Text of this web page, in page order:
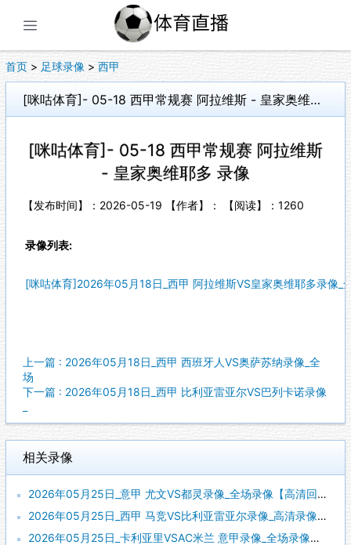
首页 > 足球录像 > 西甲
[咪咕体育]- 05-18 西甲常规赛 阿拉维斯 - 皇家奥维耶多 录像
[咪咕体育]- 05-18 西甲常规赛 阿拉维斯
- 皇家奥维耶多 录像
【发布时间】：2026-05-19 【作者】： 【阅读】： 1260
录像列表:
[咪咕体育]2026年05月18日_西甲 阿拉维斯VS皇家奥维耶多录像_
上一篇 : 2026年05月18日_西甲 西班牙人VS奥萨苏纳录像_全
场
下一篇 : 2026年05月18日_西甲 比利亚雷亚尔VS巴列卡诺录像
相关录像
2026年05月25日_意甲 尤文VS都灵录像_全场录像【高清回放】
2026年05月25日_西甲 马竞VS比利亚雷亚尔录像_高清录像【全场回放】
2026年05月25日_卡利亚里VSAC米兰 意甲录像_全场录像【视频集锦】